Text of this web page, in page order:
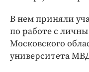
Бренд года
В нем приняли
по работе с
Московского
университета